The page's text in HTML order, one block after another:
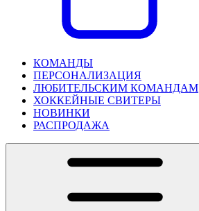
КОМАНДЫ
ПЕРСОНАЛИЗАЦИЯ
ЛЮБИТЕЛЬСКИМ КОМАНДАМ
ХОККЕЙНЫЕ СВИТЕРЫ
НОВИНКИ
РАСПРОДАЖА